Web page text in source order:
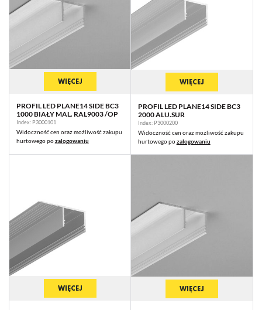
WIĘCEJ
PROFIL LED PLANE14 SIDE BC3
1000 BIAŁY MAL. RAL9003 /OP
Index: P3000101
Widoczność cen oraz możliwość zakupu
hurtowego pozalogowaniu
WIĘCEJ
PROFIL LED PLANE14 SIDE BC3
2000 ALU.SUR
Index: P3000200
Widoczność cen oraz możliwość zakupu
hurtowego pozalogowaniu
WIĘCEJ WIĘCEJ
promocyjne mogą pojawić się na stronach podmiotów trzecich lub firm
będących naszymi partnerami oraz innych dostawców usług. Firmy te
działają w charakterze pośredników prezentujących nasze treści w
postaci wiadomości, ofert, komunikatów mediów społecznościowych.